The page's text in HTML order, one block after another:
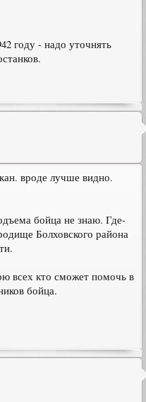
году - надо уточнять
вроде лучше видно.
бойца не знаю. Где-
Болховского района
всех кто сможет помочь в
бойца.